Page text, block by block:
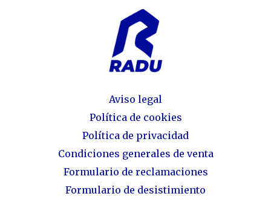
Aviso legal
Política de cookies
Política de privacidad
Condiciones generales de venta
Formulario de reclamaciones
Formulario de desistimiento